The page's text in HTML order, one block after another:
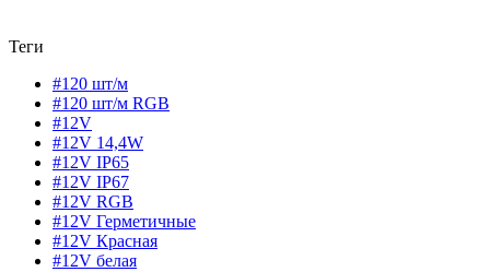
Теги
#120 шт/м
#120 шт/м RGB
#12V
#12V 14,4W
#12V IP65
#12V IP67
#12V RGB
#12V Герметичные
#12V Красная
#12V белая